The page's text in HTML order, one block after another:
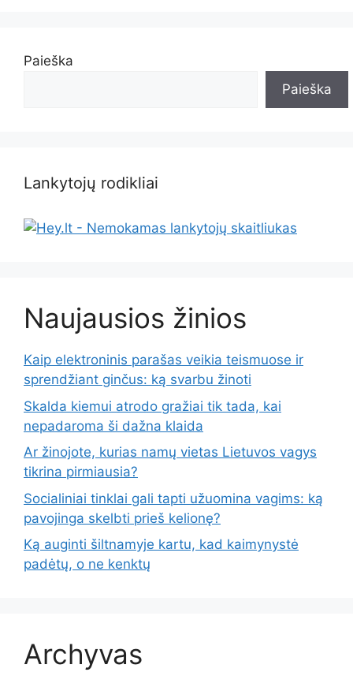
Paieška
Paieška
Lankytojų rodikliai
Naujausios žinios
Kaip elektroninis parašas veikia teismuose ir
sprendžiant ginčus: ką svarbu žinoti
Skalda kiemui atrodo gražiai tik tada, kai
nepadaroma ši dažna klaida
Ar žinojote, kurias namų vietas Lietuvos vagys
tikrina pirmiausia?
Socialiniai tinklai gali tapti užuomina vagims: ką
pavojinga skelbti prieš kelionę?
Ką auginti šiltnamyje kartu, kad kaimynystė
padėtų, o ne kenktų
Archyvas